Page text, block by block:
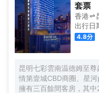
套票
香港
出行日
4.8分
昆明七彩雲南温德姆至
情第壹城CBD商圈、星
擁有三百餘間客房，其